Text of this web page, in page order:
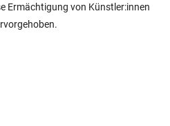
Ermächtigung von Künstler:innen